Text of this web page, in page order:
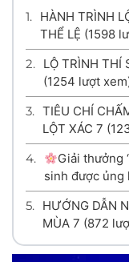
1. HÀNH TRÌNH LỘT XÁC MÙA 7 – CƠ CẤU TÀI TRỢ &
THỂ LỆ (1598
2.
LỘ TRÌNH
(1254 lượt
3. TIÊU CHÍ CHẤM ĐIỂM VÒNG SƠ LOẠI HÀNH TRÌNH
LỘT XÁC 7
4.
Giải thưởng
sinh được ủng
5. HƯỚNG DẪN NỘP HỒ SƠ HÀNH TRÌNH LỘT XÁC
MÙA 7 (872